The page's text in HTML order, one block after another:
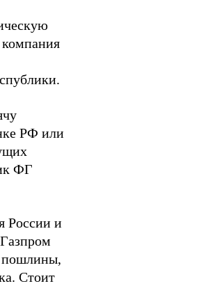
РФ или
ФГ
России и
пошлины,
Стоит